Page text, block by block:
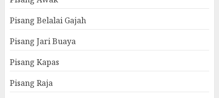
Pisang Belalai Gajah
Pisang Jari Buaya
Pisang Kapas
Pisang Raja